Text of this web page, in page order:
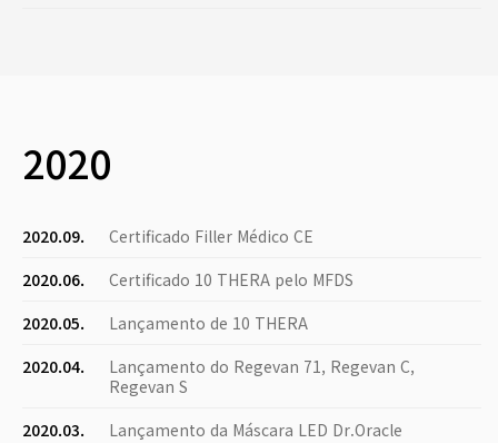
2020
2020.09.
Certificado Filler Médico CE
2020.06.
Certificado 10 THERA pelo MFDS
2020.05.
Lançamento de 10 THERA
2020.04.
Lançamento do Regevan 71, Regevan C,
Regevan S
2020.03.
Lançamento da Máscara LED Dr.Oracle